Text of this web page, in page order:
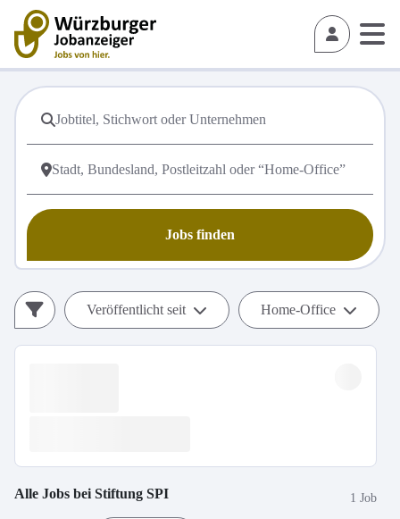
Jobs finden
Veröffentlicht seit Home-Office
Alle Jobs bei Stiftung SPI 1 Job